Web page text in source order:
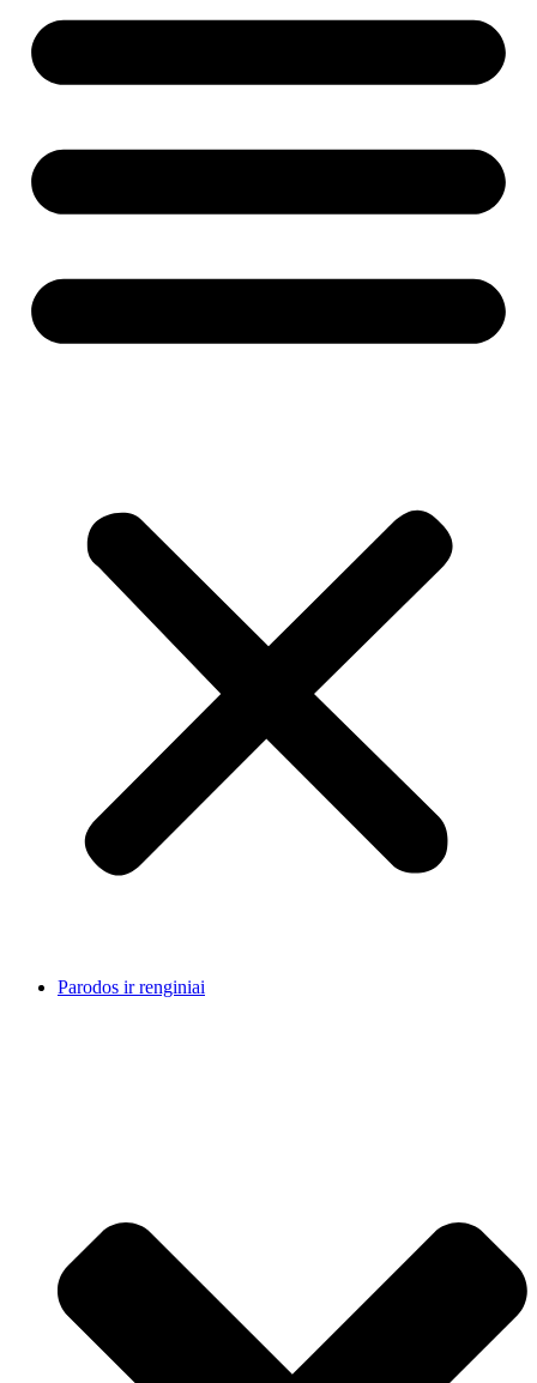
Parodos ir renginiai